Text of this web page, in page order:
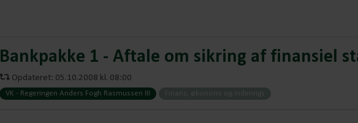
Bankpakke 1 - Aftale om sikring af finansiel
Opdateret: 05.10.2008 kl. 08:00
VK - Regeringen Anders Fogh Rasmussen III Finans, økonomi og indenrigs